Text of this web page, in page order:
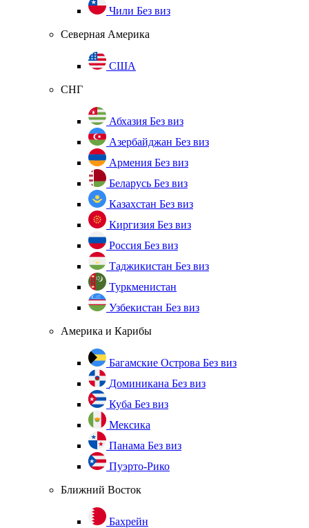
Чили Без виз
Северная Америка
США
СНГ
Абхазия Без виз
Азербайджан Без виз
Армения Без виз
Беларусь Без виз
Казахстан Без виз
Киргизия Без виз
Россия Без виз
Таджикистан Без виз
Туркменистан
Узбекистан Без виз
Америка и Карибы
Багамские Острова Без виз
Доминикана Без виз
Куба Без виз
Мексика
Панама Без виз
Пуэрто-Рико
Ближний Восток
Бахрейн